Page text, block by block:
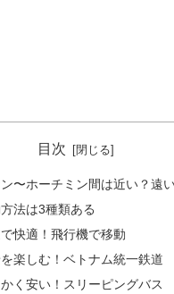
目次
〜ホーチミン間は近い？遠
法は3種類ある
快適！飛行機で移動
を楽しむ！ベトナム統一鉄道
く安い！スリーピングバス